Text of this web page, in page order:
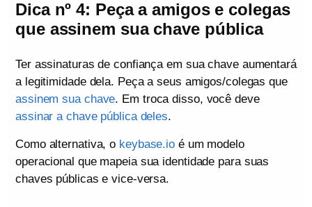
Dica nº 4: Peça a amigos e colegas
que assinem sua chave pública
Ter assinaturas de confiança em sua chave aumentará
a legitimidade dela. Peça a seus amigos/colegas que
assinem sua chave. Em troca disso, você deve
assinar a chave pública deles.
Como alternativa, o keybase.io é um modelo
operacional que mapeia sua identidade para suas
chaves públicas e vice-versa.